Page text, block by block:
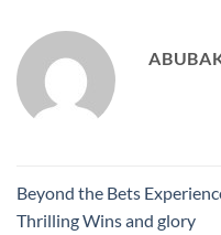
Beyond the Bets
Thrilling Wins and glory